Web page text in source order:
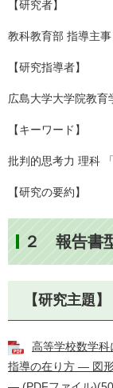
【研究者】
教科教育部 指導主
【研究指導者】
広島大学大学院教
【キーワード】
批判的思考力 理科
【研究の要約】
２ 報告書
【研究主題】
高等学校数学
指導の在り方 ― 図